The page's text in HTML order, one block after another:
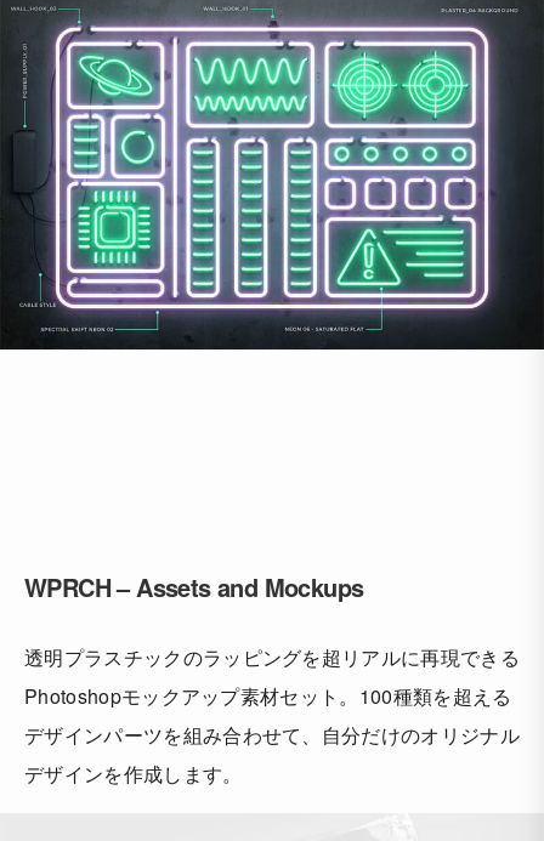
WPRCH – Assets and Mockups
透明プラスチックのラッピングを超リアルに再現できる
Photoshopモックアップ素材セット。100種類を超える
デザインパーツを組み合わせて、自分だけのオリジナル
デザインを作成します。